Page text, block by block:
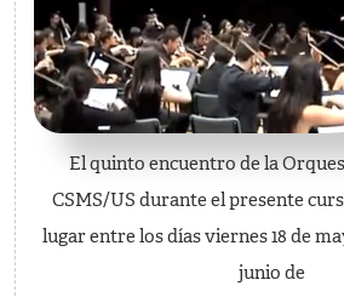
El quinto encuentro de la
CSMS/US durante el presente
lugar entre los días viernes 18 de
junio de